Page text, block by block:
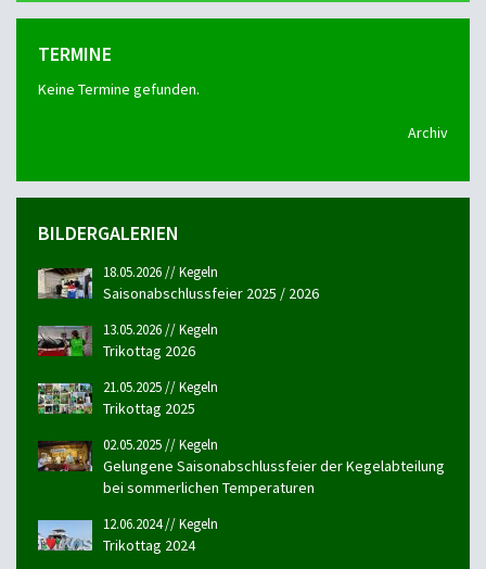
TERMINE
Keine Termine gefunden.
Archiv
BILDERGALERIEN
18.05.2026 // Kegeln
Saisonabschlussfeier 2025 / 2026
13.05.2026 // Kegeln
Trikottag 2026
21.05.2025 // Kegeln
Trikottag 2025
02.05.2025 // Kegeln
Gelungene Saisonabschlussfeier der Kegelabteilung
bei sommerlichen Temperaturen
12.06.2024 // Kegeln
Trikottag 2024